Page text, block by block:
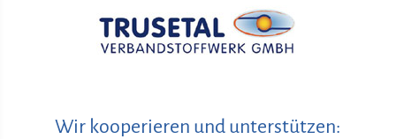
Wir kooperieren und unterstützen: